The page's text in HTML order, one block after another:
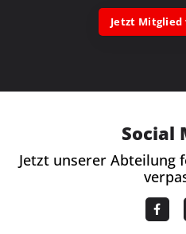
Jetzt Mitglied
Social
Jetzt unserer Abteilung